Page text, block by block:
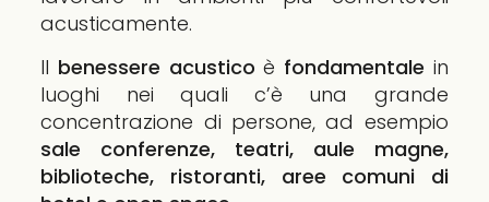
acusticamente.
Il benessere acustico è fondamentale in
luoghi nei quali c’è una grande
concentrazione di persone, ad esempio
sale conferenze, teatri, aule magne,
biblioteche, ristoranti, aree comuni di